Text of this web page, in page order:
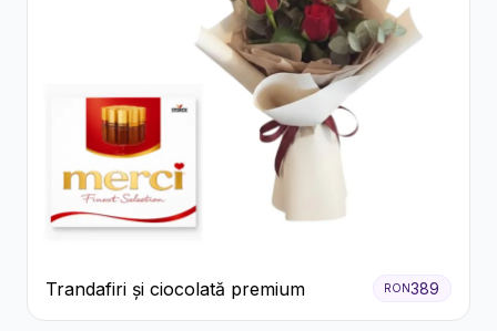
Trandafiri și ciocolată premium RON389